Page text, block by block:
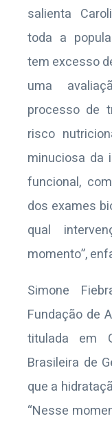
salienta
toda a
tem excesso
uma
processo de
risco
minuciosa da
funcional,
dos exames
qual
momento”,
Simone
Fundação de
titulada em
Brasileira de
que a
“Nesse